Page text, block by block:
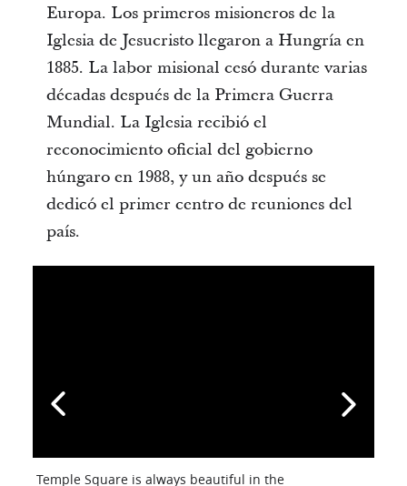
Europa. Los primeros misioneros de la
Iglesia de Jesucristo llegaron a Hungría en
1885. La labor misional cesó durante varias
décadas después de la Primera Guerra
Mundial. La Iglesia recibió el
reconocimiento oficial del gobierno
húngaro en 1988, y un año después se
dedicó el primer centro de reuniones del
país.
Temple Square is always beautiful in the